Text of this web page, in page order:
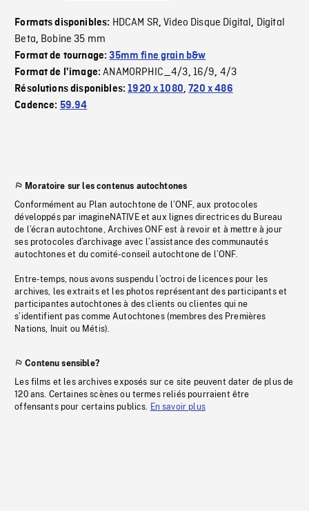
Formats disponibles: HDCAM SR,Video Disque Digital, Digital
Beta, Bobine 35 mm
Format de tournage:35mm fine grain b&w
Format de l'image:ANAMORPHIC_4/3, 16/9, 4/3
Résolutions disponibles:1920 x 1080,720 x 486
Cadence: 59.94
Moratoire sur les contenus autochtones
Conformément au Plan autochtone de l’ONF, aux protocoles
développés par imagineNATIVE et aux lignes directrices du Bureau
de l’écran autochtone, Archives ONF est à revoir et à mettre à jour
ses protocoles d’archivage avec l’assistance des communautés
autochtones et du comité-conseil autochtone de l’ONF.
Entre-temps, nous avons suspendu l’octroi de licences pour les
archives, les extraits et les photos représentant des participants et
participantes autochtones à des clients ou clientes qui ne
s’identifient pas comme Autochtones (membres des Premières
Nations, Inuit ou Métis).
Contenu sensible?
Les films et les archives exposés sur ce site peuvent dater de plus de
120 ans. Certaines scènes ou termes reliés pourraient être
offensants pour certains publics. En savoir plus